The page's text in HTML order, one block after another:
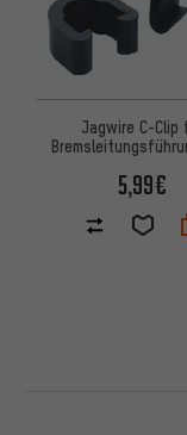
Jagwire C-Clip
5,99€